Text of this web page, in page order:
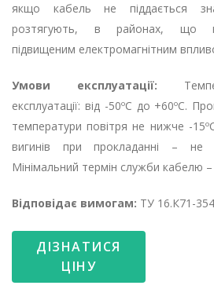
якщо кабель не піддається
розтягують, в районах, що
підвищеним електромагнітним
Умови експлуатації:
експлуатації: від -50ºС до +60ºC.
температури повітря не нижче -
вигинів при прокладанні – не
Мінімальний термін служби кабелю –
Відповідає вимогам: ТУ 16.К71-
ДІЗНАТИСЯ
ЦІНУ